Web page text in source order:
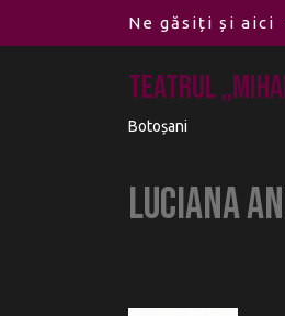
Ne găsiți și aici
Teatrul
Botoșani
Luciana